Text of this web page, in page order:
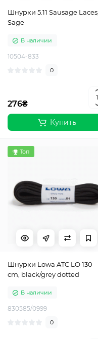
Шнурки 5.11 Sausage Laces,
Sage
В наличии
10504-833
0
276₴
Купить
Топ
Шнурки Lowa ATC LO 130
cm, black/grey dotted
В наличии
830585/0999
0